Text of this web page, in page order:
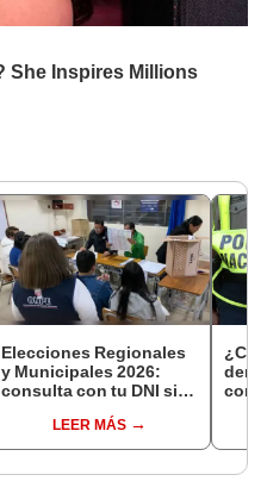
Elecciones Regionales
y Municipales 2026:
consulta con tu DNI si
de mesa para este 4 de
octubre en el link oficial
LEER MÁS
con